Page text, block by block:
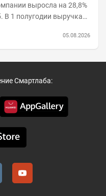
В 1 полугодии выручка
05.08.2026
Смартлаба: